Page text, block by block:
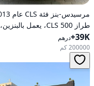
طراز CLS 500، يعمل بالبنزين،
أوتوماتيكي، دفع خلفي
39K+ درهم
200000 كم